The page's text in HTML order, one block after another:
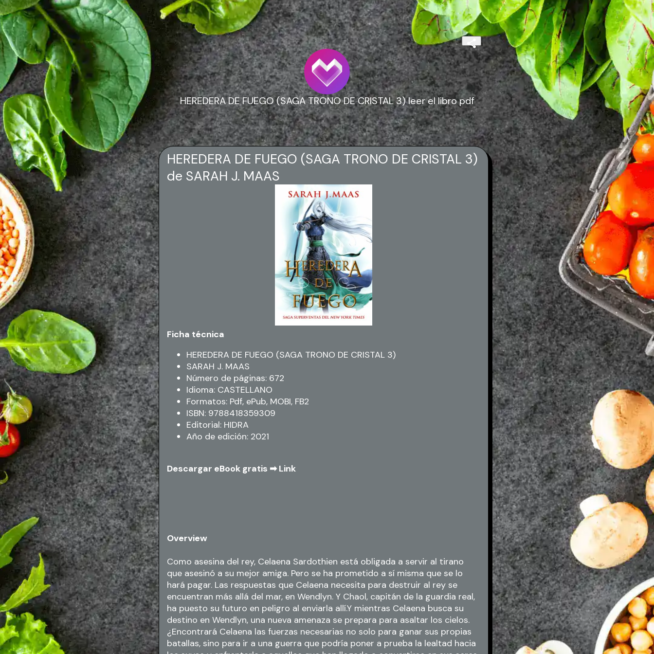
HEREDERA DE FUEGO (SAGA TRONO DE CRISTAL 3) leer el libro pdf
HEREDERA DE FUEGO (SAGA TRONO DE CRISTAL 3)
de SARAH J. MAAS
Ficha técnica
HEREDERA DE FUEGO (SAGA TRONO DE CRISTAL 3)
SARAH J. MAAS
Número de páginas: 672
Idioma: CASTELLANO
Formatos: Pdf, ePub, MOBI, FB2
ISBN: 9788418359309
Editorial: HIDRA
Año de edición: 2021
Descargar eBook gratis ➡ Link
Overview
Como asesina del rey, Celaena Sardothien está obligada a servir al tirano
que asesinó a su mejor amiga. Pero se ha prometido a sí misma que se lo
hará pagar. Las respuestas que Celaena necesita para destruir al rey se
encuentran más allá del mar, en Wendlyn. Y Chaol, capitán de la guardia real,
ha puesto su futuro en peligro al enviarla allí.Y mientras Celaena busca su
destino en Wendlyn, una nueva amenaza se prepara para asaltar los cielos.
¿Encontrará Celaena las fuerzas necesarias no solo para ganar sus propias
batallas, sino para ir a una guerra que podría poner a prueba la lealtad hacia